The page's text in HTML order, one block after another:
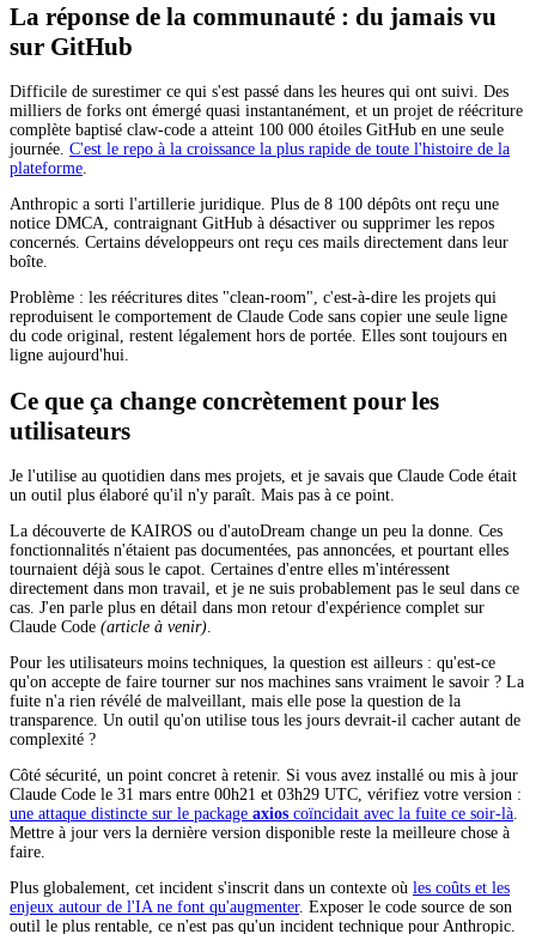
La réponse de la communauté : du jamais vu
sur GitHub
Difficile de surestimer ce qui s'est passé dans les heures qui ont suivi. Des
milliers de forks ont émergé quasi instantanément, et un projet de réécriture
complète baptisé claw-code a atteint 100 000 étoiles GitHub en une seule
journée. C'est le repo à la croissance la plus rapide de toute l'histoire de la
plateforme.
Anthropic a sorti l'artillerie juridique. Plus de 8 100 dépôts ont reçu une
notice DMCA, contraignant GitHub à désactiver ou supprimer les repos
concernés. Certains développeurs ont reçu ces mails directement dans leur
boîte.
Problème : les réécritures dites "clean-room", c'est-à-dire les projets qui
reproduisent le comportement de Claude Code sans copier une seule ligne
du code original, restent légalement hors de portée. Elles sont toujours en
ligne aujourd'hui.
Ce que ça change concrètement pour les
utilisateurs
Je l'utilise au quotidien dans mes projets, et je savais que Claude Code était
un outil plus élaboré qu'il n'y paraît. Mais pas à ce point.
La découverte de KAIROS ou d'autoDream change un peu la donne. Ces
fonctionnalités n'étaient pas documentées, pas annoncées, et pourtant elles
tournaient déjà sous le capot. Certaines d'entre elles m'intéressent
directement dans mon travail, et je ne suis probablement pas le seul dans ce
cas. J'en parle plus en détail dans mon retour d'expérience complet sur
Claude Code (article à venir).
Pour les utilisateurs moins techniques, la question est ailleurs : qu'est-ce
qu'on accepte de faire tourner sur nos machines sans vraiment le savoir ? La
fuite n'a rien révélé de malveillant, mais elle pose la question de la
transparence. Un outil qu'on utilise tous les jours devrait-il cacher autant de
complexité ?
Côté sécurité, un point concret à retenir. Si vous avez installé ou mis à jour
Claude Code le 31 mars entre 00h21 et 03h29 UTC, vérifiez votre version :
une attaque distincte sur le package axios coïncidait avec la fuite ce soir-là.
Mettre à jour vers la dernière version disponible reste la meilleure chose à
faire.
Plus globalement, cet incident s'inscrit dans un contexte où les coûts et les
enjeux autour de l'IA ne font qu'augmenter. Exposer le code source de son
outil le plus rentable, ce n'est pas qu'un incident technique pour Anthropic.